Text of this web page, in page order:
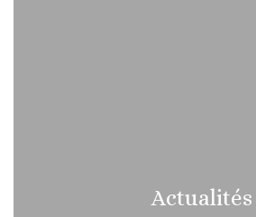
Actualités